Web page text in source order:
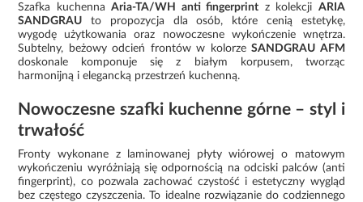
Szafka kuchennaAria-TA/WH anti fingerprint z kolekcji ARIA
SANDGRAU to propozycja dla osób, które cenią estetykę,
wygodę użytkowania oraz nowoczesne wykończenie wnętrza.
Subtelny, beżowy odcień frontów w kolorzeSANDGRAU AFM
doskonale komponuje się z białym korpusem, tworząc
harmonijną i elegancką przestrzeń kuchenną.
Nowoczesne szafki kuchenne górne – styl i
trwałość
Fronty wykonane z laminowanej płyty wiórowej o matowym
wykończeniu wyróżniają się odpornością na odciski palców (anti
fingerprint), co pozwala zachować czystość i estetyczny wygląd
bez częstego czyszczenia. To idealne rozwiązanie do codziennego